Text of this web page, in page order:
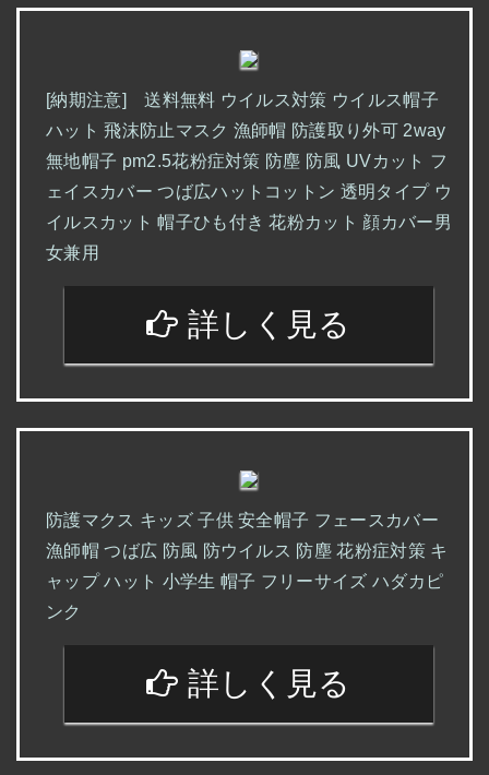
[納期注意] 送料無料 ウイルス対策 ウイルス帽子
ハット 飛沫防止マスク 漁師帽 防護取り外可 2way
無地帽子 pm2.5花粉症対策 防塵 防風 UVカット フ
ェイスカバー つば広ハットコットン 透明タイプ ウ
イルスカット 帽子ひも付き 花粉カット 顔カバー男
女兼用
詳しく見る
防護マクス キッズ 子供 安全帽子 フェースカバー
漁師帽 つば広 防風 防ウイルス 防塵 花粉症対策 キ
ャップ ハット 小学生 帽子 フリーサイズ ハダカピ
ンク
詳しく見る